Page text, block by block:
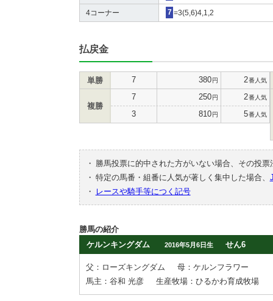
4コーナー 7 =3(5,6)4,1,2
払戻金
単勝 7 380円 2番人気
複勝
7 250円 2番人気
3 810円 5番人気
・
勝馬投票に的中された方がいない場合、その投
・ 特定の馬番・組番に人気が著しく集中した場合、
・
レースや騎手等につく記号
勝馬の紹介
ケルンキングダム
2016年5月6日生 せん6
父：ローズキングダム
母：ケルンフラワー
馬主：谷和 光彦
生産牧場：ひるかわ育成牧場